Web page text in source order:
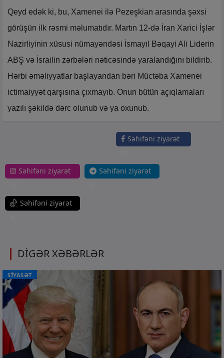
Qeyd edək ki, bu, Xamenei ilə Pezeşkian arasında şəxsi
görüşün ilk rəsmi məlumatıdır. Martın 12-də İran Xarici İşlər
Nazirliyinin xüsusi nümayəndəsi İsmayıl Bəqayi Ali Liderin
ABŞ və İsrailin zərbələri nəticəsində yaralandığını bildirib.
Hərbi əməliyyatlar başlayandan bəri Müctəba Xamenei
ictimaiyyət qarşısına çıxmayıb. Onun bütün açıqlamaları
yazılı şəkildə dərc olunub və ya oxunub.
Səhifəni ziyarət
Səhifəni ziyarət
Səhifəni ziyarət
Səhifəni ziyarət
DİGƏR XƏBƏRLƏR
SİYASƏT